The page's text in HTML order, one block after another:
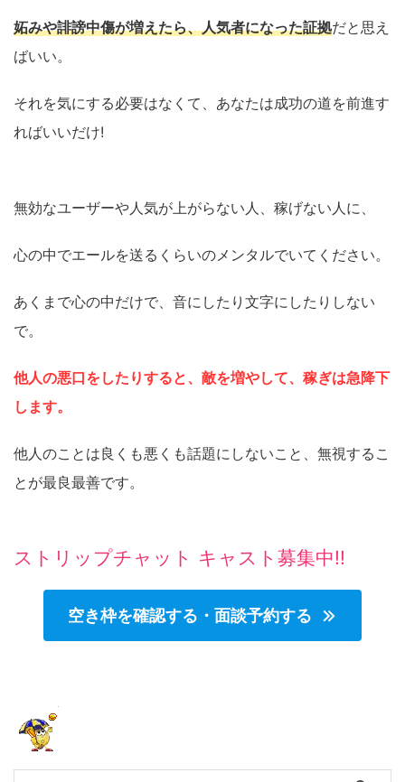
妬みや誹謗中傷が増えたら、人気者になった証拠だと思え
ばいい。
それを気にする必要はなくて、あなたは成功の道を前進す
ればいいだけ!
無効なユーザーや人気が上がらない人、稼げない人に、
心の中でエールを送るくらいのメンタルでいてください。
あくまで心の中だけで、音にしたり文字にしたりしない
で。
他人の悪口をしたりすると、敵を増やして、稼ぎは急降下
します。
他人のことは良くも悪くも話題にしないこと、無視するこ
とが最良最善です。
ストリップチャット キャスト募集中!!
空き枠を確認する・面談予約する